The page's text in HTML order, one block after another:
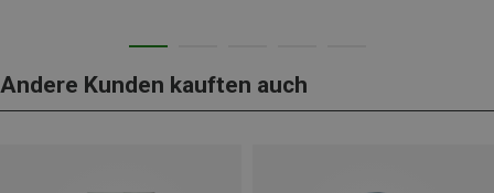
Andere Kunden kauften auch